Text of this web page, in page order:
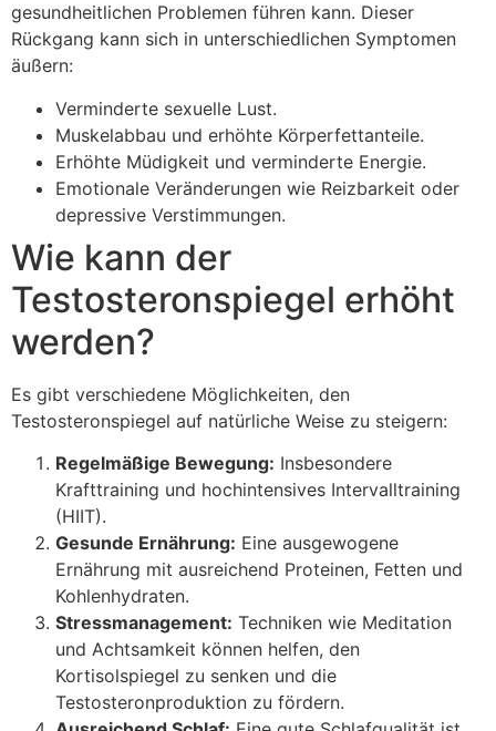
gesundheitlichen Problemen führen kann. Dieser
Rückgang kann sich in unterschiedlichen Symptomen
äußern:
Verminderte sexuelle Lust.
Muskelabbau und erhöhte Körperfettanteile.
Erhöhte Müdigkeit und verminderte Energie.
Emotionale Veränderungen wie Reizbarkeit oder
depressive Verstimmungen.
Wie kann der
Testosteronspiegel erhöht
werden?
Es gibt verschiedene Möglichkeiten, den
Testosteronspiegel auf natürliche Weise zu steigern:
Regelmäßige Bewegung: Insbesondere
Krafttraining und hochintensives Intervalltraining
(HIIT).
Gesunde Ernährung: Eine ausgewogene
Ernährung mit ausreichend Proteinen, Fetten und
Kohlenhydraten.
Stressmanagement: Techniken wie Meditation
und Achtsamkeit können helfen, den
Kortisolspiegel zu senken und die
Testosteronproduktion zu fördern.